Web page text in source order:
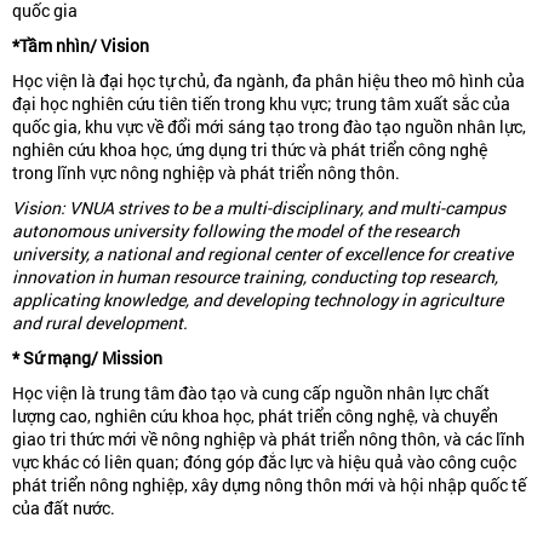
quốc gia
*Tầm nhìn/ Vision
Học viện là đại học tự chủ, đa ngành, đa phân hiệu theo mô hình của
đại học nghiên cứu tiên tiến trong khu vực; trung tâm xuất sắc của
quốc gia, khu vực về đổi mới sáng tạo trong đào tạo nguồn nhân lực,
nghiên cứu khoa học, ứng dụng tri thức và phát triển công nghệ
trong lĩnh vực nông nghiệp và phát triển nông thôn.
Vision: VNUA strives to be a multi-disciplinary, and multi-campus
autonomous university following the model of the research
university, a national and regional center of excellence for creative
innovation in human resource training, conducting top research,
applicating knowledge, and developing technology in agriculture
and rural development.
* Sứ mạng/ Mission
Học viện là trung tâm đào tạo và cung cấp nguồn nhân lực chất
lượng cao, nghiên cứu khoa học, phát triển công nghệ, và chuyển
giao tri thức mới về nông nghiệp và phát triển nông thôn, và các lĩnh
vực khác có liên quan; đóng góp đắc lực và hiệu quả vào công cuộc
phát triển nông nghiệp, xây dựng nông thôn mới và hội nhập quốc tế
của đất nước.